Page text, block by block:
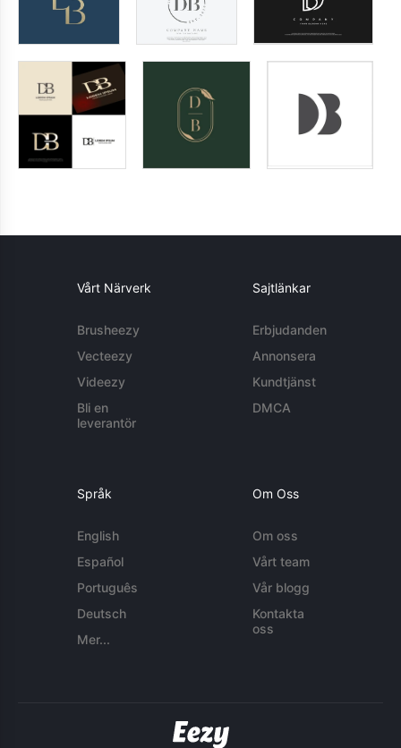
Vårt Närverk
Brusheezy
Vecteezy
Videezy
Bli en
leverantör
Sajtlänkar
Erbjudanden
Annonsera
Kundtjänst
DMCA
Språk
English
Español
Português
Deutsch
Mer...
Om Oss
Om oss
Vårt team
Vår blogg
Kontakta
oss